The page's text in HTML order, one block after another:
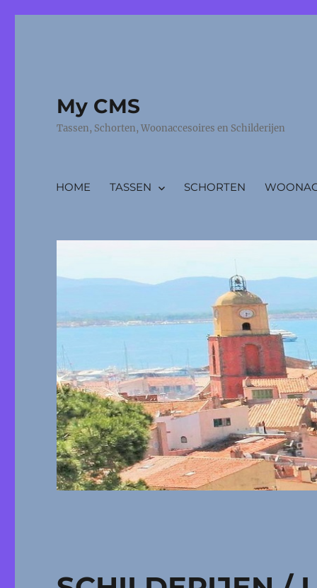
My CMS
Tassen, Schorten, Woonaccesoires en Schilderijen
HOME TASSEN SCHORTEN